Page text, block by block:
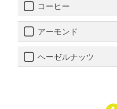
コーヒー
アーモンド
ヘーゼルナッツ